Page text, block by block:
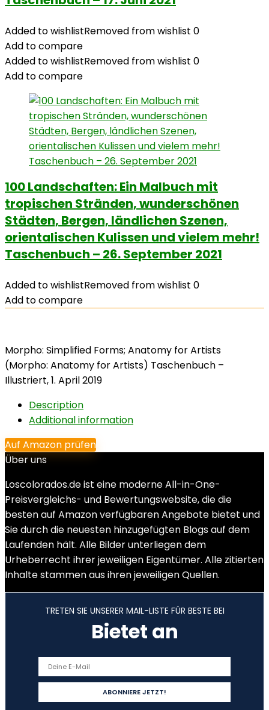
Added to wishlistRemoved from wishlist 0
Add to compare
Added to wishlistRemoved from wishlist 0
Add to compare
100 Landschaften: Ein Malbuch mit
tropischen Stränden, wunderschönen
Städten, Bergen, ländlichen Szenen,
orientalischen Kulissen und vielem mehr!
Taschenbuch – 26. September 2021
Added to wishlistRemoved from wishlist 0
Add to compare
Morpho: Simplified Forms; Anatomy for Artists
(Morpho: Anatomy for Artists) Taschenbuch –
Illustriert, 1. April 2019
Description
Additional information
Auf Amazon prüfen
Über uns
Loscolorados.de ist eine moderne All-in-One-
Preisvergleichs- und Bewertungswebsite, die die
besten auf Amazon verfügbaren Angebote bietet und
Sie durch die neuesten hinzugefügten Blogs auf dem
Laufenden hält. Alle Bilder unterliegen dem
Urheberrecht ihrer jeweiligen Eigentümer. Alle zitierten
Inhalte stammen aus ihren jeweiligen Quellen.
TRETEN SIE UNSERER MAIL-LISTE FÜR BESTE BEI
Bietet an